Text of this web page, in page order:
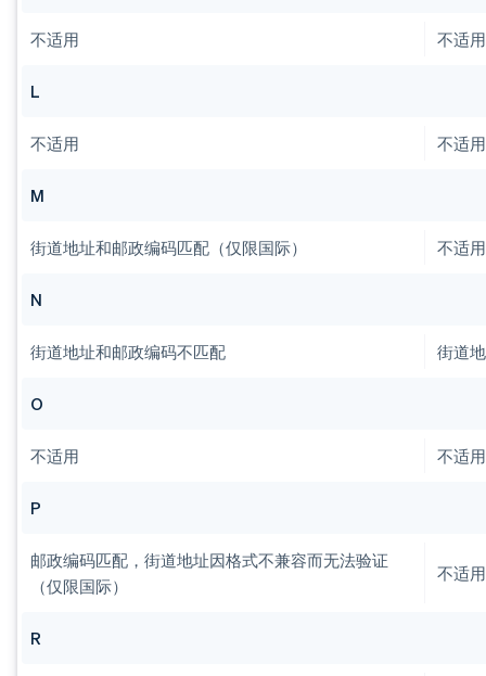
不适用 不适用
L
不适用 不适用
M
街道地址和邮政编码匹配（仅限国际） 不适用
N
街道地址和邮政编码不匹配 街道
O
不适用 不适用
P
邮政编码匹配，街道地址因格式不兼容而无法验证
（仅限国际）
不适用
R